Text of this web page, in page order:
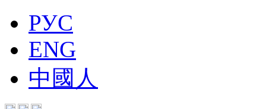
РУС
ENG
中國人